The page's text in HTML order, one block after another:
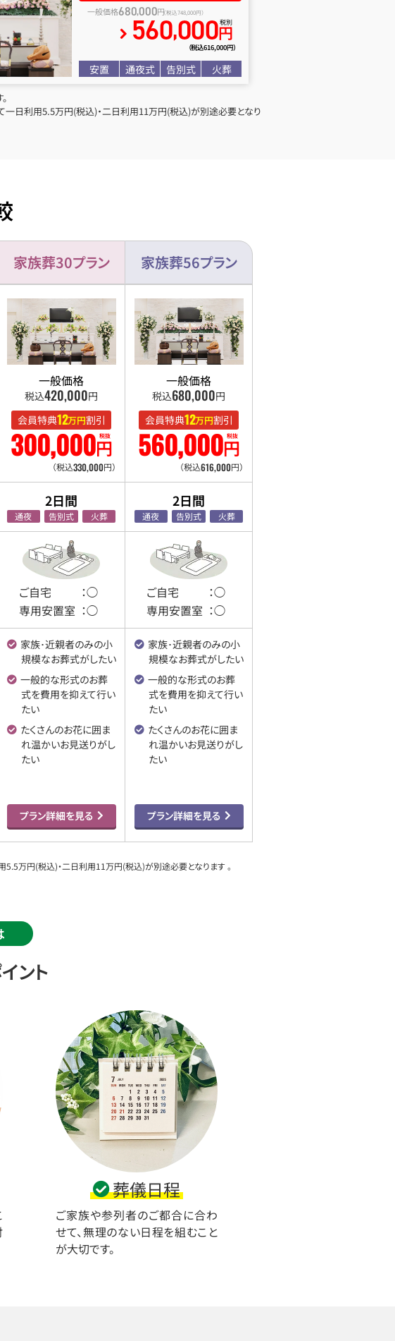
一般価格680,000円（税込748,000円）
560,000円
税別
（税込616,000円）
安置 通夜式 告別式 火葬
日利用5.5万円(税込)・二日利用11万円(税込)が別途必要となり
家族葬30プラン 家族葬56プラン
一般価格
税込420,000円
会員特典12万円割引
300,000円
税抜
（税込330,000円）
一般価格
税込680,000円
会員特典12万円割引
560,000円
税抜
（税込616,000円）
2日間
通夜 告別式 火葬
2日間
通夜 告別式 火葬
ご自宅
：◯
専用安置室 ：◯
ご自宅
：◯
専用安置室 ：◯
家族･近親者のみの小
規模なお葬式がしたい
一般的な形式のお葬
式を費用を抑えて行い
たい
たくさんのお花に囲ま
れ温かいお見送りがし
たい
プラン詳細を見る
家族･近親者のみの小
規模なお葬式がしたい
一般的な形式のお葬
式を費用を抑えて行い
たい
たくさんのお花に囲ま
れ温かいお見送りがし
たい
プラン詳細を見る
万円(税込)・二日利用11万円(税込)が別途必要となります 。
ント
葬儀日程
ご家族や参列者のご都合に合わ
せて、無理のない日程を組むこと
が大切です。